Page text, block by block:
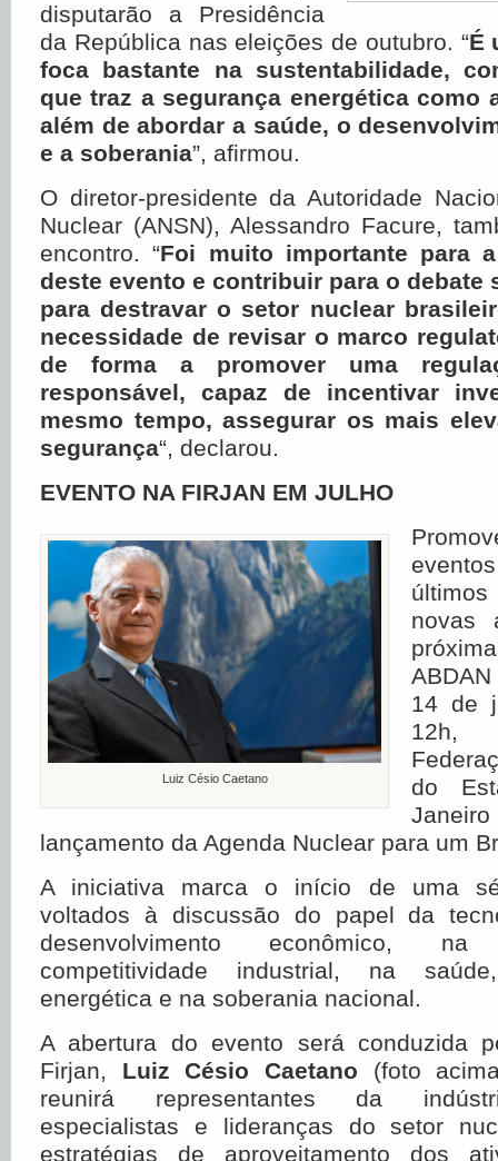
disputarão a Presidência
da República nas eleições de outubro. “É
foca bastante na sustentabilidade,
que traz a segurança energética como
além de abordar a saúde, o
e a soberania”, afirmou.
O diretor-presidente da Autoridade
Nuclear (ANSN), Alessandro Facure,
encontro. “Foi muito importante para
deste evento e contribuir para o debate
para destravar o setor nuclear
necessidade de revisar o marco
de forma a promover uma
responsável, capaz de incentivar
mesmo tempo, assegurar os mais
segurança“, declarou.
EVENTO NA FIRJAN EM JULHO
Luiz Césio Caetano
últimos
novas
14 de
12h,
do
lançamento da Agenda Nuclear para um
A iniciativa marca o início de uma
voltados à discussão do papel da
desenvolvimento econômico,
competitividade industrial, na
energética e na soberania nacional.
A abertura do evento será conduzida
Firjan, Luiz Césio Caetano (foto
reunirá representantes da
especialistas e lideranças do setor
estratégias de aproveitamento dos